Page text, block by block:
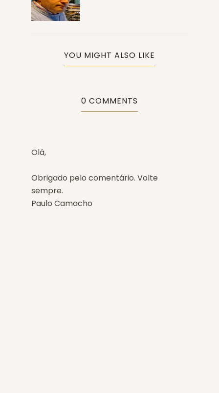
YOU MIGHT ALSO LIKE
0 COMMENTS
Olá,
Obrigado pelo comentário. Volte
sempre.
Paulo Camacho